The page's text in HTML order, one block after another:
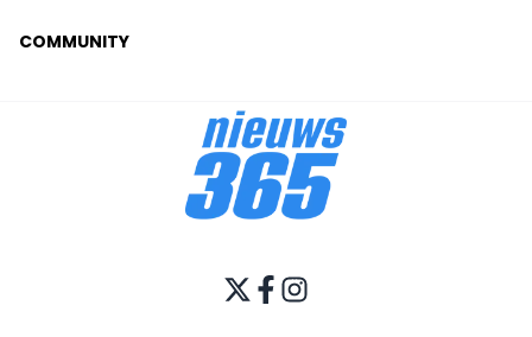
COMMUNITY